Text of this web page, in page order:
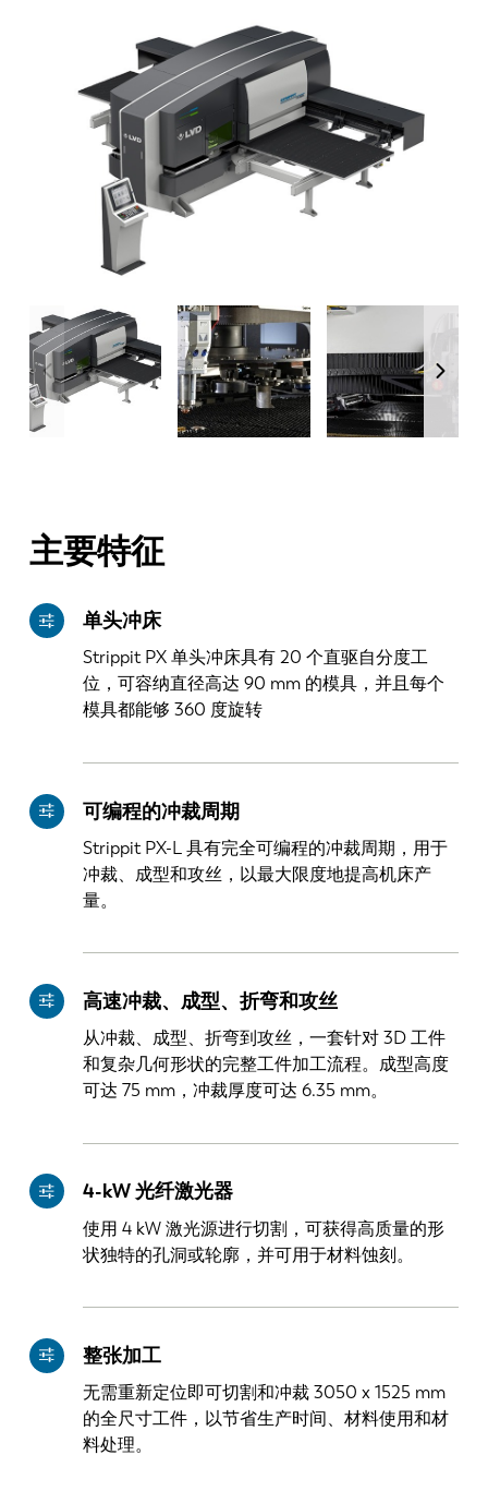
主要特征
单头冲床
Strippit PX 单头冲床具有 20 个直驱自分度工
位，可容纳直径高达 90 mm 的模具，并且每个
模具都能够 360 度旋转
可编程的冲裁周期
Strippit PX-L 具有完全可编程的冲裁周期，用于
冲裁、成型和攻丝，以最大限度地提高机床产
量。
高速冲裁、成型、折弯和攻丝
从冲裁、成型、折弯到攻丝，一套针对 3D 工件
和复杂几何形状的完整工件加工流程。成型高度
可达 75 mm，冲裁厚度可达 6.35 mm。
4-kW 光纤激光器
使用 4 kW 激光源进行切割，可获得高质量的形
状独特的孔洞或轮廓，并可用于材料蚀刻。
整张加工
无需重新定位即可切割和冲裁 3050 x 1525 mm
的全尺寸工件，以节省生产时间、材料使用和材
料处理。
联系我们